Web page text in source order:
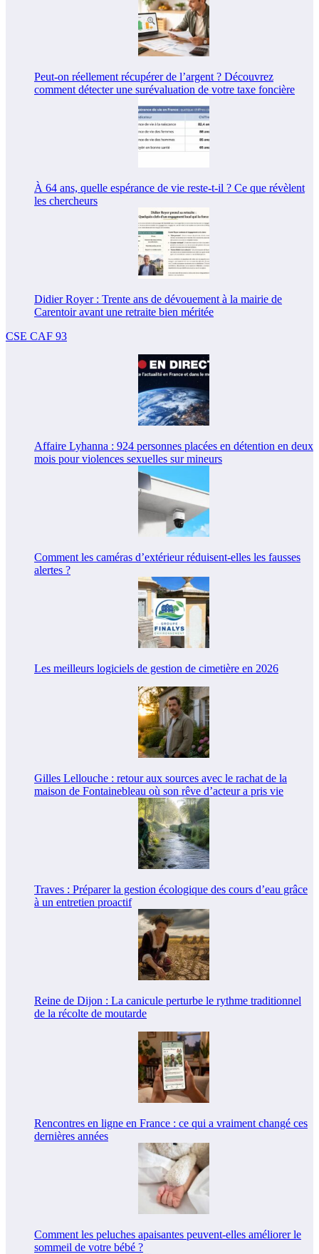
Peut-on réellement récupérer de l’argent ? Découvrez
comment détecter une surévaluation de votre taxe foncière
À 64 ans, quelle espérance de vie reste-t-il ? Ce que révèlent
les chercheurs
Didier Royer : Trente ans de dévouement à la mairie de
Carentoir avant une retraite bien méritée
CSE CAF 93
Affaire Lyhanna : 924 personnes placées en détention en deux
mois pour violences sexuelles sur mineurs
Comment les caméras d’extérieur réduisent-elles les fausses
alertes ?
Les meilleurs logiciels de gestion de cimetière en 2026
Gilles Lellouche : retour aux sources avec le rachat de la
maison de Fontainebleau où son rêve d’acteur a pris vie
Traves : Préparer la gestion écologique des cours d’eau grâce
à un entretien proactif
Reine de Dijon : La canicule perturbe le rythme traditionnel
de la récolte de moutarde
Rencontres en ligne en France : ce qui a vraiment changé ces
dernières années
Comment les peluches apaisantes peuvent-elles améliorer le
sommeil de votre bébé ?